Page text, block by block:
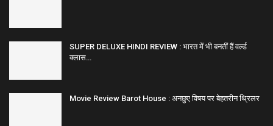
SUPER DELUXE HINDI REVIEW : भारत में भी बनतीं हैं वर्ल्ड
क्लास…
Movie Review Barot House : अनछुए विषय पर बेहतरीन थ्रिलर